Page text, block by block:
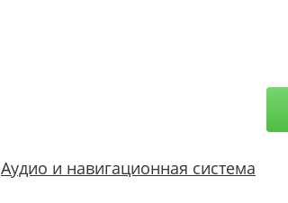
Аудио и навигационная система